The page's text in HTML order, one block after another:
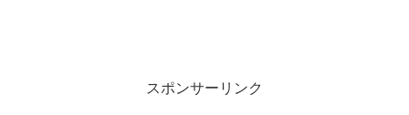
スポンサーリンク